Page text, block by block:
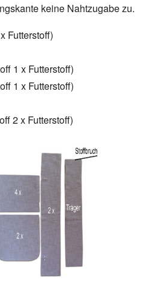
keine Nahtzugabe zu.
Futterstoff)
1 x Futterstoff)
1 x Futterstoff)
2 x Futterstoff)